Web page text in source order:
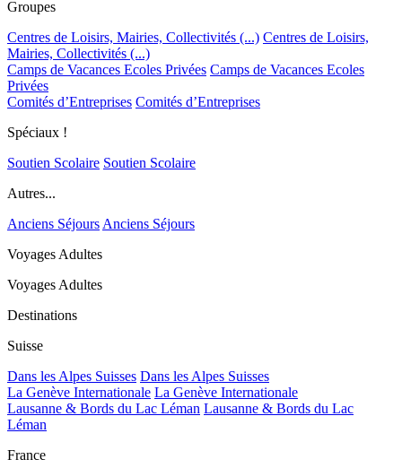
Groupes
Centres de Loisirs, Mairies, Collectivités (...) Centres de Loisirs,
Mairies, Collectivités (...)
Camps de Vacances Ecoles Privées Camps de Vacances Ecoles
Privées
Comités d’Entreprises Comités d’Entreprises
Spéciaux !
Soutien Scolaire Soutien Scolaire
Autres...
Anciens Séjours Anciens Séjours
Voyages Adultes
Voyages Adultes
Destinations
Suisse
Dans les Alpes Suisses Dans les Alpes Suisses
La Genève Internationale La Genève Internationale
Lausanne & Bords du Lac Léman Lausanne & Bords du Lac
Léman
France